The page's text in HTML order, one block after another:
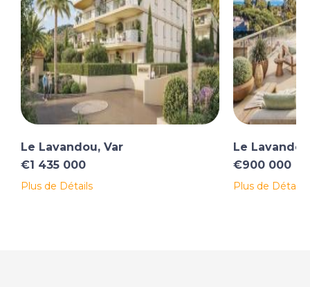
Le Lavandou, Var
€1 435 000
Plus de Détails
Le
€900 000
Plus de Détails